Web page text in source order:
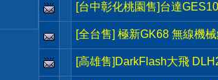
[台中彰化桃園售]台達
[全台售] 極新GK68 無線機
[高雄售]DarkFlash大飛